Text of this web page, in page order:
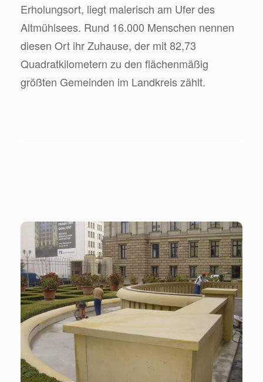
Erholungsort, liegt malerisch am Ufer des
Altmühlsees. Rund 16.000 Menschen nennen
diesen Ort ihr Zuhause, der mit 82,73
Quadratkilometern zu den flächenmäßig
größten Gemeinden im Landkreis zählt.